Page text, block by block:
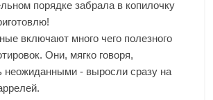
порядке забрала в копилочку
включают много чего полезного
Они, мягко говоря,
неожиданными - выросли сразу на